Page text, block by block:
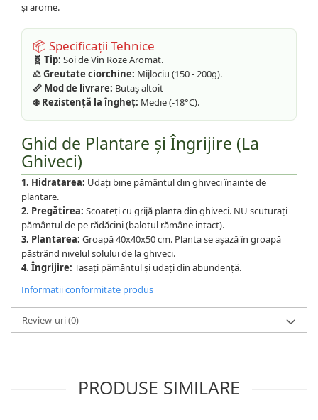
și arome.
📦 Specificații Tehnice
🧬 Tip: Soi de Vin Roze Aromat.
⚖️ Greutate ciorchine: Mijlociu (150 - 200g).
📏 Mod de livrare: Butaș altoit
❄️ Rezistență la îngheț: Medie (-18°C).
Ghid de Plantare și Îngrijire (La
Ghiveci)
1. Hidratarea: Udați bine pământul din ghiveci înainte de
plantare.
2. Pregătirea: Scoateți cu grijă planta din ghiveci. NU scuturați
pământul de pe rădăcini (balotul rămâne intact).
3. Plantarea: Groapă 40x40x50 cm. Planta se așază în groapă
păstrând nivelul solului de la ghiveci.
4. Îngrijire: Tasați pământul și udați din abundență.
Informatii conformitate produs
Review-uri(0)
PRODUSE SIMILARE